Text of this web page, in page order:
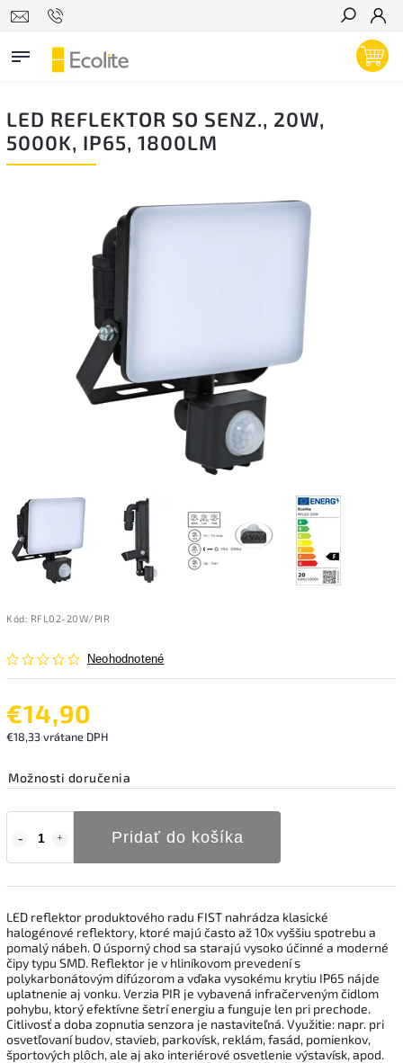
Hľadať
LED REFLEKTOR SO SENZ., 20W,
5000K, IP65, 1800LM
Kód: RFL02-20W/PIR
Neohodnotené
€14,90
€18,33 vrátane DPH
Možnosti doručenia
Pridať do košíka
LED reflektor produktového radu FIST nahrádza klasické
halogénové reflektory, ktoré majú často až 10x vyššiu spotrebu a
pomalý nábeh. O úsporný chod sa starajú vysoko účinné a moderné
čipy typu SMD. Reflektor je v hliníkovom prevedení s
polykarbonátovým difúzorom a vďaka vysokému krytiu IP65 nájde
uplatnenie aj vonku. Verzia PIR je vybavená infračerveným čidlom
pohybu, ktorý efektívne šetrí energiu a funguje len pri prechode.
Citlivosť a doba zopnutia senzora je nastaviteľná. Využitie: napr. pri
osvetľovaní budov, stavieb, parkovísk, reklám, fasád, pomienkov,
športových plôch, ale aj ako interiérové ​​osvetlenie výstavísk, apod.